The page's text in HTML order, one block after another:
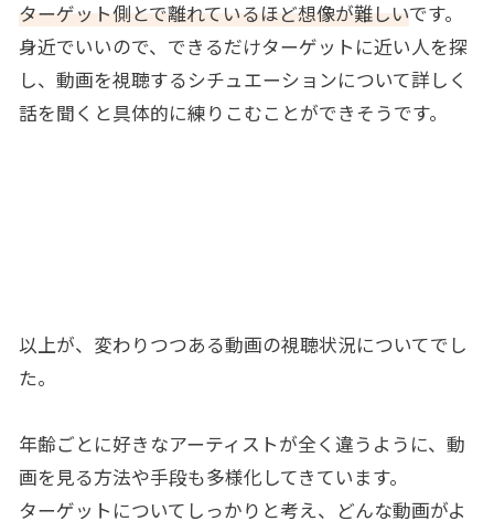
ターゲット側とで離れているほど想像が難しいです。
身近でいいので、できるだけターゲットに近い人を探
し、動画を視聴するシチュエーションについて詳しく
話を聞くと具体的に練りこむことができそうです。
以上が、変わりつつある動画の視聴状況についてでし
た。
年齢ごとに好きなアーティストが全く違うように、動
画を見る方法や手段も多様化してきています。
ターゲットについてしっかりと考え、どんな動画がよ